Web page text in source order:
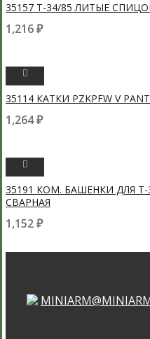
35157 T-34/85 ЛИТЫЕ
1,216₽
35114 КАТКИ PZKPFW V
1,264₽
35191 КОМ. БАШЕНКИ ДЛЯ
СВАРНАЯ
1,152₽